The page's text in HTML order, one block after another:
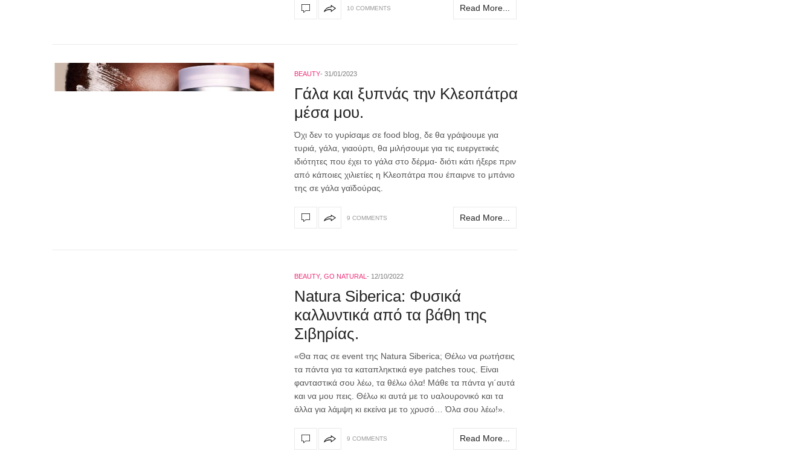
10 COMMENTS Read More...
BEAUTY 31/01/2023
Γάλα και ξυπνάς την Κλεοπάτρα
μέσα μου.
Όχι δεν το γυρίσαμε σε food blog, δε θα γράψουμε για
τυριά, γάλα, γιαούρτι, θα μιλήσουμε για τις ευεργετικές
ιδιότητες που έχει το γάλα στο δέρμα- διότι κάτι ήξερε πριν
από κάποιες χιλιετίες η Κλεοπάτρα που έπαιρνε το μπάνιο
της σε γάλα γαϊδούρας.
9 COMMENTS Read More...
BEAUTY GO NATURAL 12/10/2022
Natura Siberica: Φυσικά
καλλυντικά από τα βάθη της
Σιβηρίας.
«Θα πας σε event της Natura Siberica; Θέλω να ρωτήσεις
τα πάντα για τα καταπληκτικά eye patches τους. Είναι
φανταστικά σου λέω, τα θέλω όλα! Μάθε τα πάντα γι΄αυτά
και να μου πεις. Θέλω κι αυτά με το υαλουρονικό και τα
άλλα για λάμψη κι εκείνα με το χρυσό… Όλα σου λέω!».
9 COMMENTS Read More...